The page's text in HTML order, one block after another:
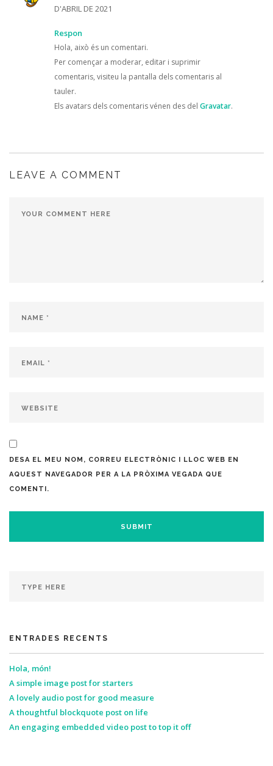
D'ABRIL DE 2021
Respon
Hola, això és un comentari.
Per començar a moderar, editar i suprimir
comentaris, visiteu la pantalla dels comentaris al
tauler.
Els avatars dels comentaris vénen des delGravatar.
LEAVE A COMMENT
DESA EL MEU NOM, CORREU ELECTRÒNIC I LLOC WEB EN
AQUEST NAVEGADOR PER A LA PRÒXIMA VEGADA QUE
COMENTI.
ENTRADES RECENTS
Hola, món!
A simple image post for starters
A lovely audio post for good measure
A thoughtful blockquote post on life
An engaging embedded video post to top it off